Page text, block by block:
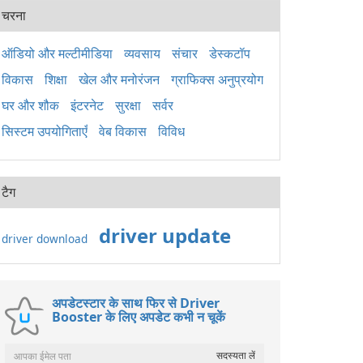
चरना
ऑडियो और मल्टीमीडिया व्यवसाय संचार
डेस्कटॉप
विकास
शिक्षा खेल और मनोरंजन
ग्राफिक्स अनुप्रयोग
घर और शौक
इंटरनेट सुरक्षा
सर्वर
सिस्टम उपयोगिताएँ
वेब विकास विविध
टैग
driver download driver update
अपडेटस्टार के साथ फिर से Driver
Booster के लिए अपडेट कभी न चूकें